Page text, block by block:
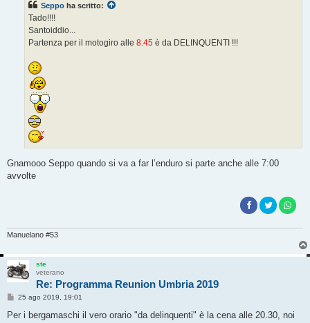
Seppo ha scritto:
Tado!!!!
Santoiddio...
Partenza per il motogiro alle 8.45 è da DELINQUENTI !!!
Gnamooo Seppo quando si va a far l’enduro si parte anche alle 7:00
avvolte
Manuelano #53
ste
veterano
Re: Programma Reunion Umbria 2019
M
s
25 ago 2019, 19:01
Per i bergamaschi il vero orario "da delinquenti" è la cena alle 20.30, noi